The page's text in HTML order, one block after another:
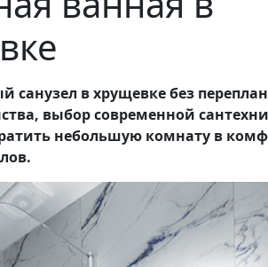
в хрущевке без
выбор современной
небольшую комнату в